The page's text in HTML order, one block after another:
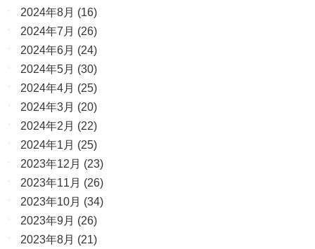
2024年8月 (16)
2024年7月 (26)
2024年6月 (24)
2024年5月 (30)
2024年4月 (25)
2024年3月 (20)
2024年2月 (22)
2024年1月 (25)
2023年12月 (23)
2023年11月 (26)
2023年10月 (34)
2023年9月 (26)
2023年8月 (21)